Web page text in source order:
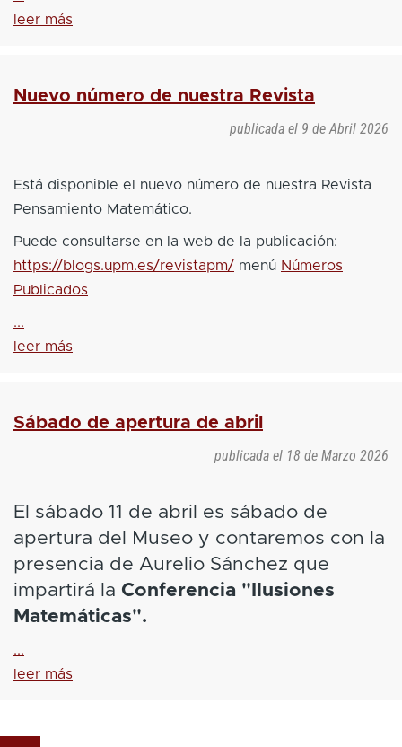
leer más
Nuevo número de nuestra Revista
publicada el 9 de Abril 2026
Está disponible el nuevo número de nuestra Revista
Pensamiento Matemático.
Puede consultarse en la web de la publicación:
https://blogs.upm.es/revistapm/ menú Números
Publicados
...
leer más
Sábado de apertura de abril
publicada el 18 de Marzo 2026
El sábado 11 de abril es sábado de
apertura del Museo y contaremos con la
presencia de Aurelio Sánchez que
impartirá la Conferencia "Ilusiones
Matemáticas".
...
leer más